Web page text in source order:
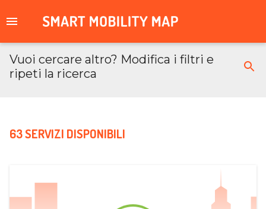
Vuoi cercare altro? Modifica i filtri e
ripeti la ricerca
63 SERVIZI DISPONIBILI